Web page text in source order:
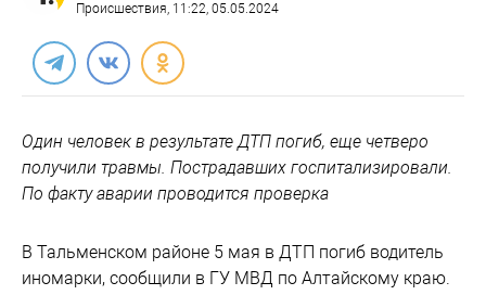
Происшествия, 11:22, 05.05.2024
Один человек в результате ДТП погиб, еще четверо
получили травмы. Пострадавших госпитализировали.
По факту аварии проводится проверка
В Тальменском районе 5 мая в ДТП погиб водитель
иномарки, сообщили в ГУ МВД по Алтайскому краю.